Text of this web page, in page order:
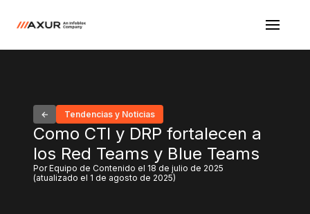
Tendencias y Noticias
Como CTI y DRP fortalecen a
los Red Teams y Blue Teams
Por Equipo de Contenido el 18 de julio de 2025
(atualizado el 1 de agosto de 2025)